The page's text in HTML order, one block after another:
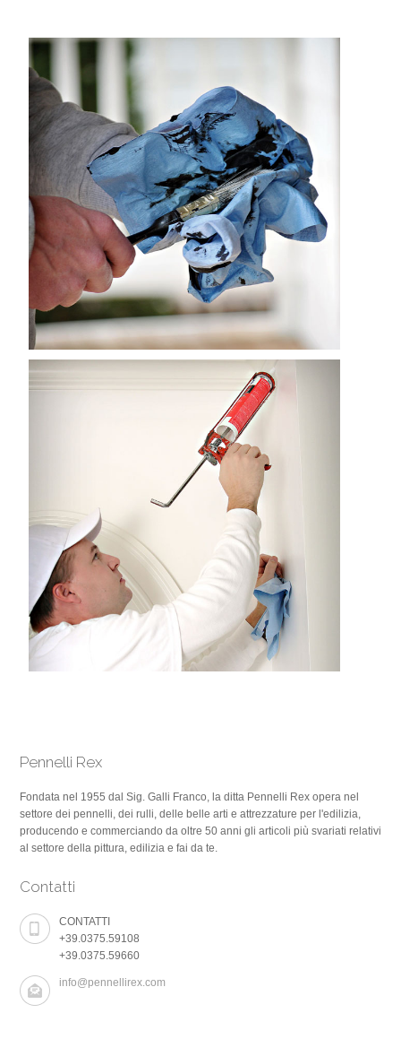
Pennelli Rex
Fondata nel 1955 dal Sig. Galli Franco, la ditta Pennelli Rex opera nel
settore dei pennelli, dei rulli, delle belle arti e attrezzature per l'edilizia,
producendo e commerciando da oltre 50 anni gli articoli più svariati relativi
al settore della pittura, edilizia e fai da te.
Contatti
CONTATTI
+39.0375.59108
+39.0375.59660
info@pennellirex.com